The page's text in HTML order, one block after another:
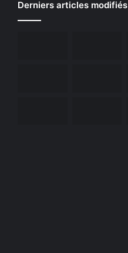
Derniers articles modifiés